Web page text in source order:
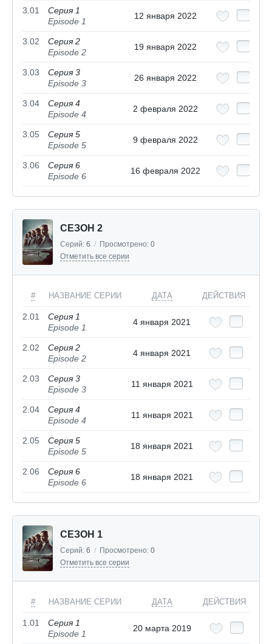
3.01
Серия 1
Episode 1
12 января 2022
3.02
Серия 2
Episode 2
19 января 2022
3.03
Серия 3
Episode 3
26 января 2022
3.04
Серия 4
Episode 4
2 февраля 2022
3.05
Серия 5
Episode 5
9 февраля 2022
3.06
Серия 6
Episode 6
16 февраля 2022
СЕЗОН 2
Серий: 6 / Просмотрено: 0
Отметить все серии
# НАЗВАНИЕ СЕРИИ ДАТА ДЕЙСТВИЯ
2.01
Серия 1
Episode 1
4 января 2021
2.02
Серия 2
Episode 2
4 января 2021
2.03
Серия 3
Episode 3
11 января 2021
2.04
Серия 4
Episode 4
11 января 2021
2.05
Серия 5
Episode 5
18 января 2021
2.06
Серия 6
Episode 6
18 января 2021
СЕЗОН 1
Серий: 6 / Просмотрено: 0
Отметить все серии
# НАЗВАНИЕ СЕРИИ ДАТА ДЕЙСТВИЯ
1.01
Серия 1
Episode 1
20 марта 2019